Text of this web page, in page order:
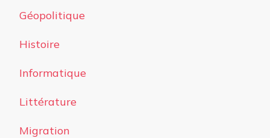
Géopolitique
Histoire
Informatique
Littérature
Migration